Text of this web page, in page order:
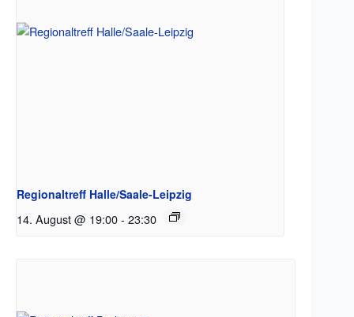
Regionaltreff Halle/Saale-Leipzig
14. August @ 19:00- 23:30